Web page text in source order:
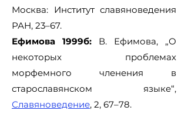
Москва: Институт славяноведения
РАН, 23–67.
Ефимова 1999б: В. Ефимова, „О
некоторых проблемах
морфемного членения в
старославянском языке“,
Славяноведение, 2, 67–78.